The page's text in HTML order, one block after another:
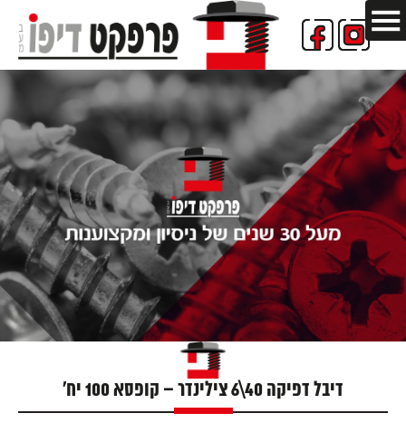
דיבל דפיקה 40\6 צילינדר – קופסא 100 יח'